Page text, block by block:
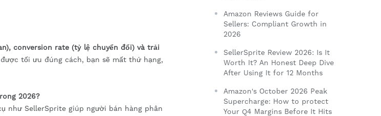
conversion rate (tỷ lệ chuyển đổi) và trải
tối ưu đúng cách, bạn sẽ mất thứ hạng,
2026?
như SellerSprite giúp người bán hàng phân
Amazon Reviews Guide for
Sellers: Compliant Growth in
2026
SellerSprite Review 2026: Is It
Worth It? An Honest Deep Dive
After Using It for 12 Months
Amazon's October 2026 Peak
Supercharge: How to protect
Your Q4 Margins Before It Hits